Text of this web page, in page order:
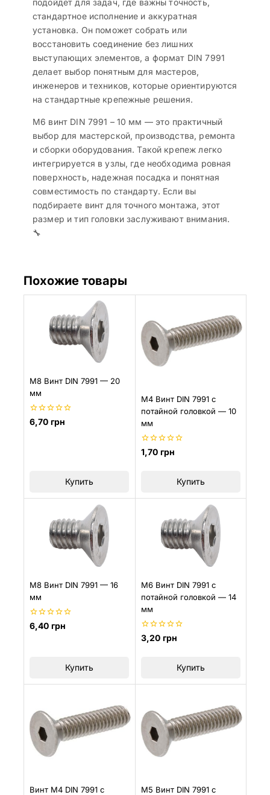
стандартное исполнение и аккуратная
установка. Он поможет собрать или
восстановить соединение без лишних
выступающих элементов, а формат DIN 7991
делает выбор понятным для мастеров,
инженеров и техников, которые ориентируются
на стандартные крепежные решения.
М6 винт DIN 7991 – 10 мм — это практичный
выбор для мастерской, производства, ремонта
и сборки оборудования. Такой крепеж легко
интегрируется в узлы, где необходима ровная
поверхность, надежная посадка и понятная
совместимость по стандарту. Если вы
подбираете винт для точного монтажа, этот
размер и тип головки заслуживают внимания.
🔧
Похожие товары
М8 Винт DIN 7991 — 20
мм
0
из
6,70 грн
Купить
M4 Винт DIN 7991 с
потайной головкой — 10
мм
0
из
1,70 грн
Купить
М8 Винт DIN 7991 — 16
мм
0
из
6,40 грн
Купить
М6 Винт DIN 7991 с
потайной головкой — 14
мм
0
из
3,20 грн
Купить
Винт M4 DIN 7991 с
M5 Винт DIN 7991 с